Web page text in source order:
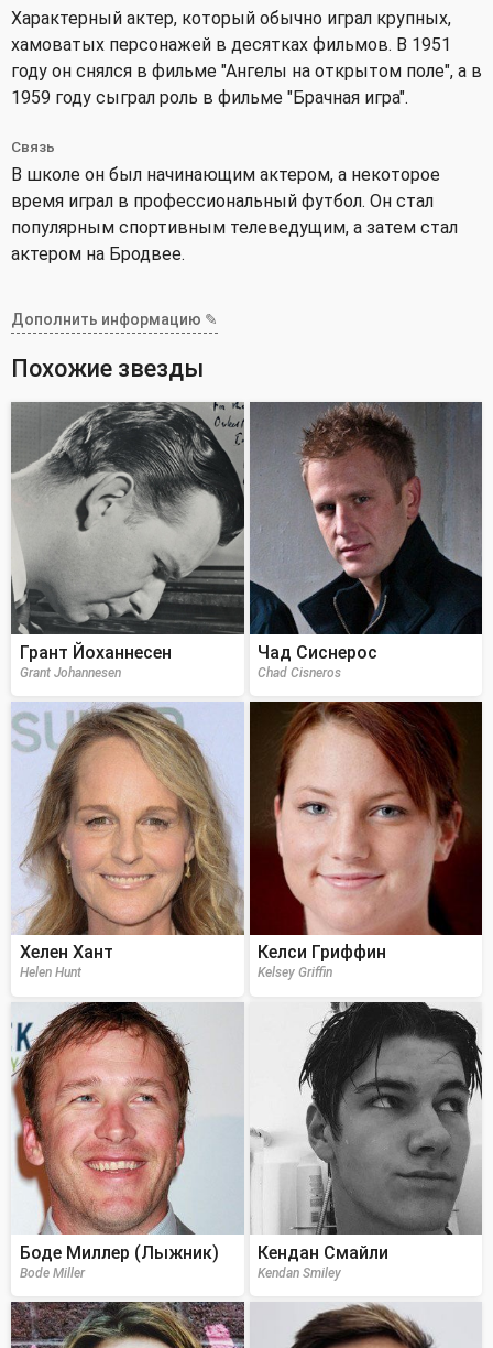
Характерный актер, который обычно играл крупных,
хамоватых персонажей в десятках фильмов. В 1951
году он снялся в фильме "Ангелы на открытом поле", а в
1959 году сыграл роль в фильме "Брачная игра".
Связь
В школе он был начинающим актером, а некоторое
время играл в профессиональный футбол. Он стал
популярным спортивным телеведущим, а затем стал
актером на Бродвее.
Дополнить информацию ✎
Похожие звезды
Грант Йоханнесен
Grant Johannesen
Чад Сиснерос
Chad Cisneros
Хелен Хант
Helen Hunt
Келси Гриффин
Kelsey Griffin
Боде Миллер (Лыжник)
Bode Miller
Кендан Смайли
Kendan Smiley